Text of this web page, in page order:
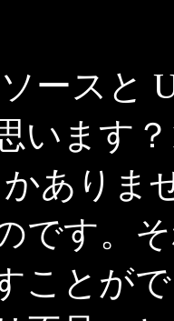
ースと
います
ありま
です。
ことが